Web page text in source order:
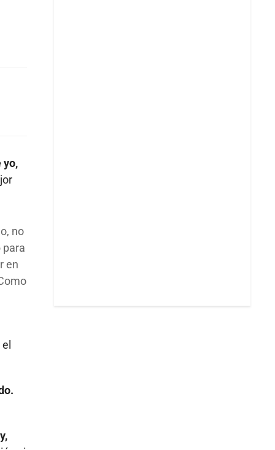
yo,
no
para
en